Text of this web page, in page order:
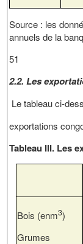
Source : les
annuels de la
51
2.2. Les
Le tableau ci-
exportations
Tableau III. Les
Bois (enm3)
Grumes